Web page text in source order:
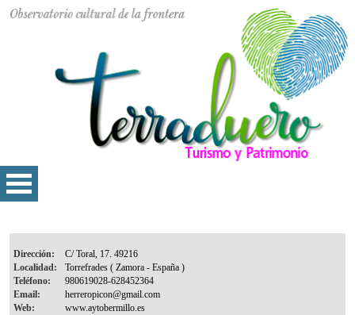
Dirección:
Localidad:
Teléfono:
Email:
Web: